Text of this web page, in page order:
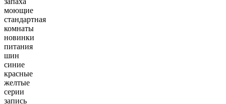
моющие
стандартная
комнаты
новинки
питания
шин
синие
красные
желтые
серии
запись